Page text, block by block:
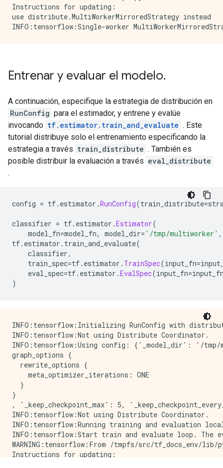
Instructions for updating:
use distribute.MultiWorkerMirroredStrategy instead
Entrenar y evaluar el modelo.
A continuación, especifique la estrategia de distribución en
RunConfig para el estimador, y entrene y evalúe
invocando tf.estimator.train_and_evaluate . Este
tutorial distribuye solo el entrenamiento especificando la
estrategia a través train_distribute . También es
posible distribuir la evaluación a través eval_distribute
.
config = tf. estimator .RunConfig(train_distribute=
classifier = tf. estimator .Estimator(
model_fn=model_fn, model_dir= '/tmp/multiworker' ,
tf. estimator . train_and_evaluate(
classifier,
train_spec=tf. estimator . TrainSpec(input_fn=
eval_spec=tf. estimator .EvalSpec(input_fn=
)
INFO:tensorflow:Initializing RunConfig with
INFO:tensorflow:Not using Distribute Coordinator.
INFO:tensorflow:Using config: {'_model_dir': '/tmp/
graph_options {
  rewrite_options {
    meta_optimizer_iterations: ONE
  }
}
, '_keep_checkpoint_max': 5,
INFO:tensorflow:Not using Distribute Coordinator.
INFO:tensorflow:Running training and evaluation
INFO:tensorflow:Start train and evaluate loop. The
WARNING:tensorflow:From /tmpfs/src/tf_docs_env/
Instructions for updating: